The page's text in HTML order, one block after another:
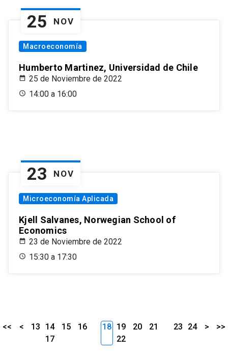
25 NOV
Macroeconomía
Humberto Martinez, Universidad de Chile
25 de Noviembre de 2022
14:00 a 16:00
23 NOV
Microeconomía Aplicada
Kjell Salvanes, Norwegian School of
Economics
23 de Noviembre de 2022
15:30 a 17:30
<< < 13 14 15
16
17
18 19 20
21
22
23 24 > >>